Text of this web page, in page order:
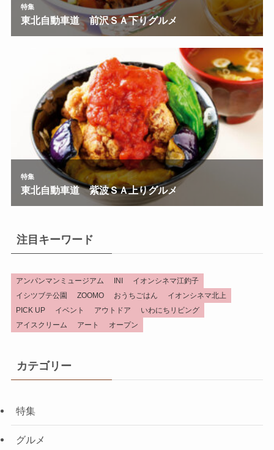
注目キーワード
アンパンマンミュージアム INI
イオンシネマ江釣子
イシツブテ公園
ZOOMO おうちごはん
イオンシネマ北上
PICK UP
イベント アウトドア
いわにちリビング
アイスクリーム
アート オープン
カテゴリー
特集
グルメ